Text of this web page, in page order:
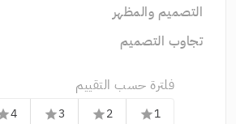
التصميم والمظهر
تجاوب التصميم
فلترة حسب التقييم
1
star
2
star
3
star
4